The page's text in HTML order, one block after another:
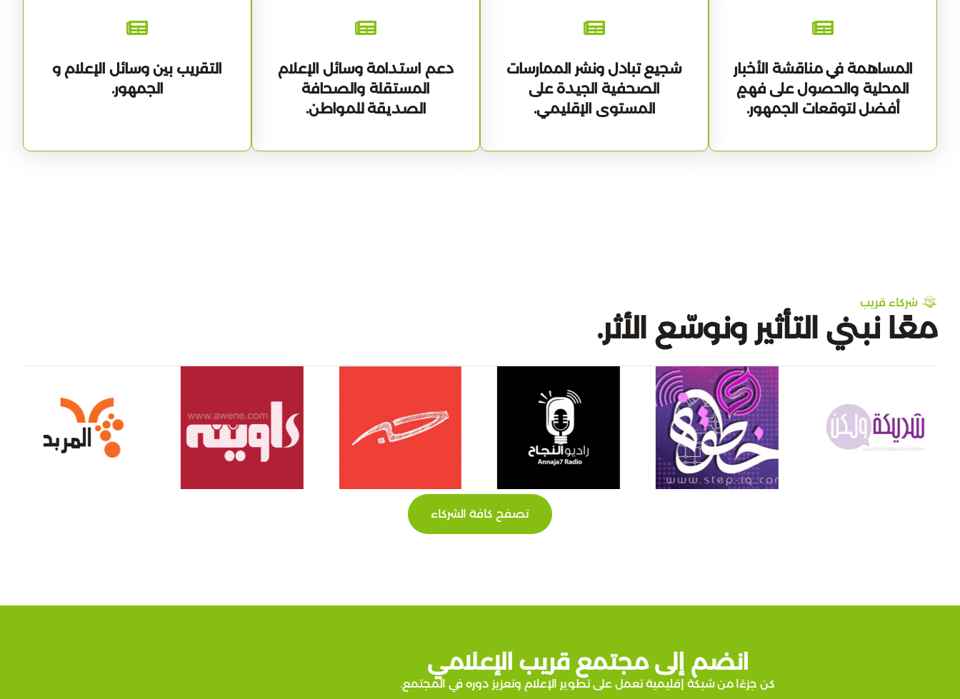
المساهمة في مناقشة الأخبار
المحلية والحصول على فهمٍ
أفضل لتوقعات الجمهور.
شجيع تبادل ونشر الممارسات
الصحفية الجيدة على
المستوى الإقليمي.
دعم استدامة وسائل الإعلام
المستقلة والصحافة
الصديقة للمواطن.
التقريب بين وسائل الإعلام و
الجمهور.
شركاء قريب
معًا نبني التأثير ونوسّع الأثر.
تصفح كافة الشركاء
انضم إلى مجتمع قريب الإعلامي
كن جزءًا من شبكة إقليمية تعمل على تطوير الإعلام وتعزيز دوره في المجتمع.